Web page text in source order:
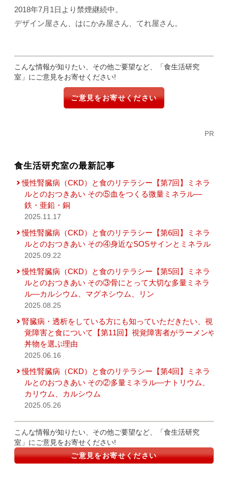
2018年7月1日より禁煙継続中。
デザイン屋さん、はにかみ屋さん、てれ屋さん。
こんな情報が知りたい、その他ご要望など、「食生活研究
室」にご意見をお寄せください!
ご意見をお寄せください
PR
食生活研究室の最新記事
慢性腎臓病（CKD）と食のリテラシー【第7回】ミネラ
ルとのおつきあい その⑤血をつくる微量ミネラル―
鉄・亜鉛・銅
2025.11.17
慢性腎臓病（CKD）と食のリテラシー【第6回】ミネラ
ルとのおつきあい その④身近なSOSサインとミネラル
2025.09.22
慢性腎臓病（CKD）と食のリテラシー【第5回】ミネラ
ルとのおつきあい その③骨にとって大切な多量ミネラ
ル―カルシウム、マグネシウム、リン
2025.08.25
腎臓病・透析をしている方にも知っていただきたい、視
覚障害と食について【第11回】視覚障害者がラーメンや
丼物を選ぶ理由
2025.06.16
慢性腎臓病（CKD）と食のリテラシー【第4回】ミネラ
ルとのおつきあい その②多量ミネラル―ナトリウム、
カリウム、カルシウム
2025.05.26
こんな情報が知りたい、その他ご要望など、「食生活研究
室」にご意見をお寄せください!
ご意見をお寄せください